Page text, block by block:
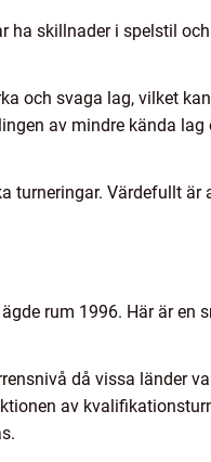
ha skillnader i spelstil
och svaga lag, vilket
av mindre kända lag
turneringar. Värdefullt är
rum 1996. Här är en
då vissa länder
av